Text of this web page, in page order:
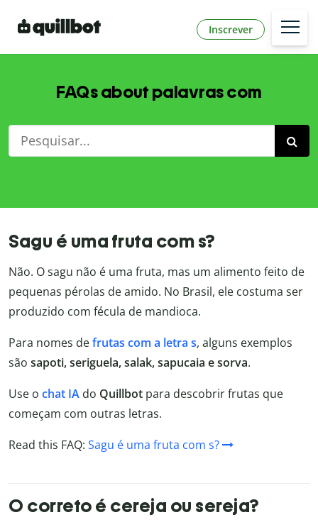
Inscrever
FAQs about palavras com
Sagu é uma fruta com s?
Não. O sagu não é uma fruta, mas um alimento feito de
pequenas pérolas de amido. No Brasil, ele costuma ser
produzido com fécula de mandioca.
Para nomes defrutas com a letra s, alguns exemplos
são sapoti, seriguela, salak, sapucaia e sorva.
Use o chat IA do Quillbot para descobrir frutas que
começam com outras letras.
Read this FAQ: Sagu é uma fruta com s?
O correto é cereja ou sereja?